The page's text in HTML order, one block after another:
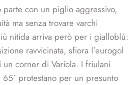
con un piglio aggressivo,
ma senza trovare varchi
nitida arriva però per i gialloblù:
ravvicinata, sfiora l’eurogol
corner di Variola. I friulani
protestano per un presunto